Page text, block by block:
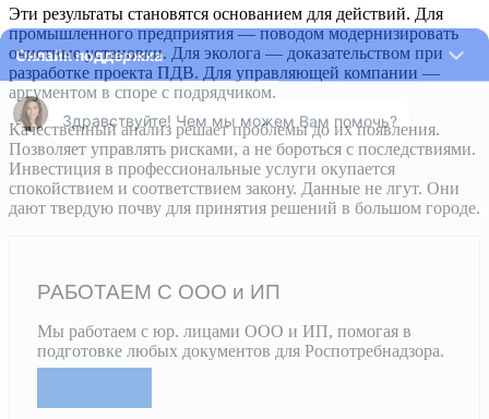
Эти результаты становятся основанием для действий. Для
промышленного предприятия — поводом модернизировать
очистные установки. Для эколога — доказательством при
разработке проекта ПДВ. Для управляющей компании —
аргументом в споре с подрядчиком.
Качественный анализ решает проблемы до их появления.
Позволяет управлять рисками, а не бороться с последствиями.
Инвестиция в профессиональные услуги окупается
спокойствием и соответствием закону. Данные не лгут. Они
дают твердую почву для принятия решений в большом городе.
РАБОТАЕМ С ООО и ИП
Мы работаем с юр. лицами ООО и ИП, помогая в
подготовке любых документов для Роспотребнадзора.